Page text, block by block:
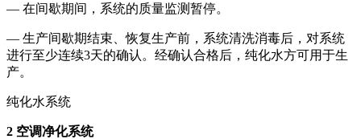
— 在间歇期间，系统的质量监测暂停。
— 生产间歇期结束、恢复生产前，系统清洗消毒后，对系统
进行至少连续3天的确认。经确认合格后，纯化水方可用于生
产。
纯化水系统
2 空调净化系统